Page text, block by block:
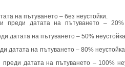
на пътуването – без неустойки.
датата на пътуването – 20%
датата на пътуването – 50%
датата на пътуването – 80%
датата на пътуването – 100%